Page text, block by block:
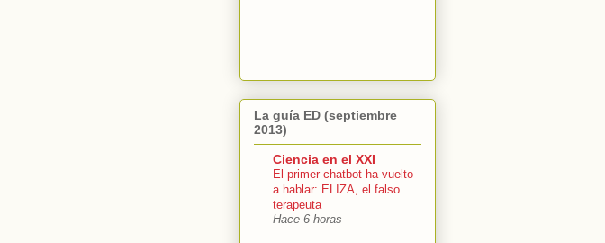
La guía ED (septiembre
2013)
Ciencia en el XXI
El primer chatbot ha vuelto
a hablar: ELIZA, el falso
terapeuta
Hace 6 horas